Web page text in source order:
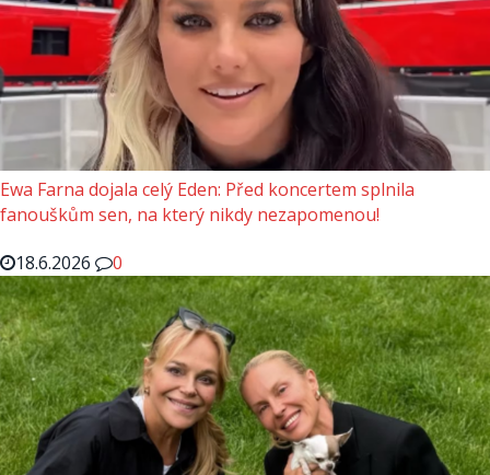
Ewa Farna dojala celý Eden: Před koncertem splnila
fanouškům sen, na který nikdy nezapomenou!
18.6.2026
0